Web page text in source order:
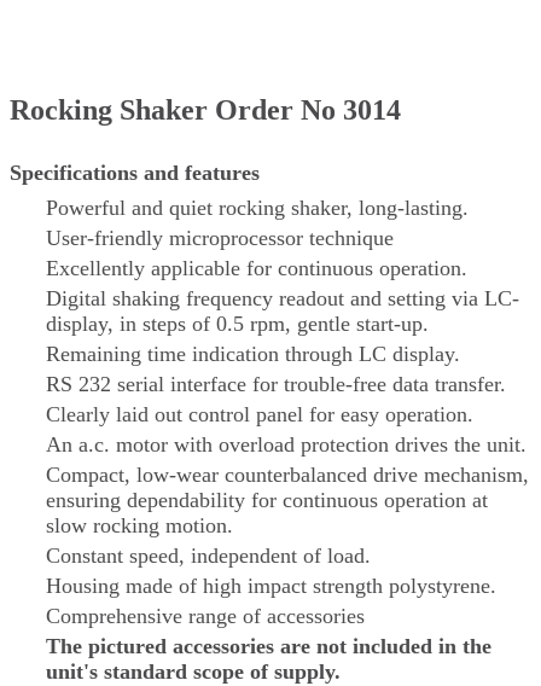
Rocking Shaker Order No 3014
Specifications and features
Powerful and quiet rocking shaker, long-lasting.
User-friendly microprocessor technique
Excellently applicable for continuous operation.
Digital shaking frequency readout and setting via LC-
display, in steps of 0.5 rpm, gentle start-up.
Remaining time indication through LC display.
RS 232 serial interface for trouble-free data transfer.
Clearly laid out control panel for easy operation.
An a.c. motor with overload protection drives the unit.
Compact, low-wear counterbalanced drive mechanism,
ensuring dependability for continuous operation at
slow rocking motion.
Constant speed, independent of load.
Housing made of high impact strength polystyrene.
Comprehensive range of accessories
The pictured accessories are not included in the
unit's standard scope of supply.